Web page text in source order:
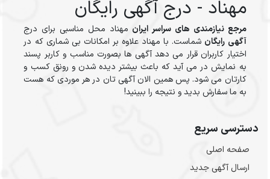
مهناد - درج آگهی رایگان
مرجع نیازمندی های سراسر ایران مهناد محل مناسبی برای درج
آگهی رایگان شماست. با مهناد علاوه بر امکانات بی شماری که در
اختیار کاربران قرار می دهد آگهی ها بصورت مناسب و کاربر پسند
به نمایش در می آید که باعث بیشتر دیده شدن و رونق کسب و
کارتان می شود. پس همین الان آگهی تان در هر موردی که هست
به ما سفارش بدید و نتیجه را ببینید!
دسترسی سریع
صفحه اصلی
ارسال‌ آگهی جدید